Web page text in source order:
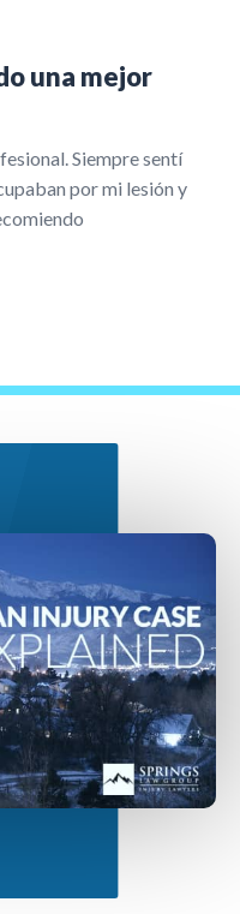
una mejor
Siempre sentí
por mi lesión y